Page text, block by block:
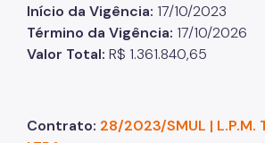
Início da Vigência: 17/10/2023
Término da Vigência: 17/10/2026
Valor Total: R$ 1.361.840,65
Contrato: 28/2023/SMUL |